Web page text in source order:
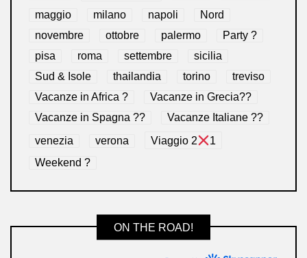
maggio
milano napoli
Nord
novembre
ottobre palermo
Party ?
pisa
roma settembre
sicilia
Sud & Isole
thailandia torino
treviso
Vacanze in Africa ?
Vacanze in Grecia??
Vacanze in Spagna ??
Vacanze Italiane ??
venezia verona Viaggio 2
1
Weekend ?
ON THE ROAD!